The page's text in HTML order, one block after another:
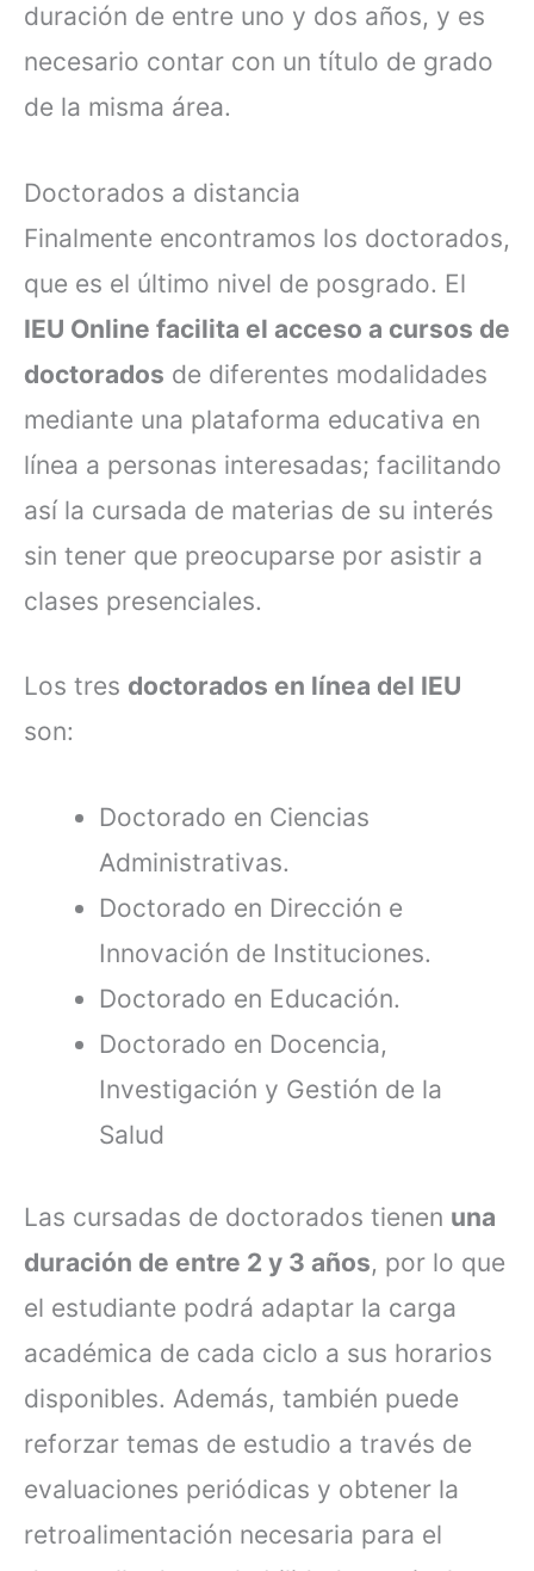
duración de entre uno y dos años, y es
necesario contar con un título de grado
de la misma área.
Doctorados a distancia
Finalmente encontramos los doctorados,
que es el último nivel de posgrado. El
IEU Online facilita el acceso a cursos de
doctorados de diferentes modalidades
mediante una plataforma educativa en
línea a personas interesadas; facilitando
así la cursada de materias de su interés
sin tener que preocuparse por asistir a
clases presenciales.
Los tres doctorados en línea del IEU
son:
Doctorado en Ciencias
Administrativas.
Doctorado en Dirección e
Innovación de Instituciones.
Doctorado en Educación.
Doctorado en Docencia,
Investigación y Gestión de la
Salud
Las cursadas de doctorados tienen una
duración de entre 2 y 3 años, por lo que
el estudiante podrá adaptar la carga
académica de cada ciclo a sus horarios
disponibles. Además, también puede
reforzar temas de estudio a través de
evaluaciones periódicas y obtener la
retroalimentación necesaria para el